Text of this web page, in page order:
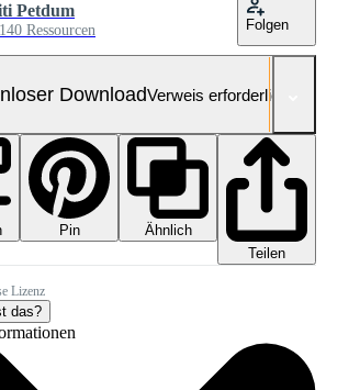
Petdum
Ressourcen Folgen
DownloadVerweis erforderlich
Pin
Ähnlich
Teilen
Lizenz
das?